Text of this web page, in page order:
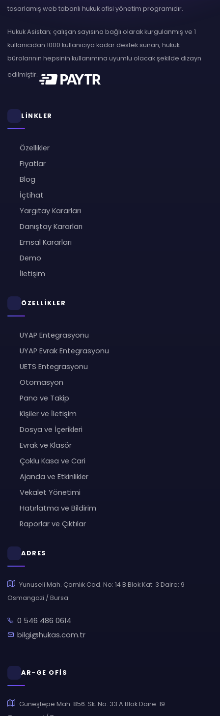
tasarlamış web tabanlı hukuk ofisi yönetim programıdır.
Hukuk Asistan; çalışan sayısına bağlı olarak kurgulanmış ve 1
kullanıcıdan 1000 kullanıcıya kadar destek sunan, hukuk
bürolarının hepsinin kullanımına uyumlu olacak şekilde dizayn
edilmiştir.
LİNKLER
Özellikler
Fiyatlar
Blog
İçtihat
Yargıtay Kararları
Danıştay Kararları
Emsal Kararları
Demo
İletişim
ÖZELLİKLER
UYAP Entegrasyonu
UYAP Evrak Entegrasyonu
UETS Entegrasyonu
Otomasyon
Pano ve Takip
Kişiler ve İletişim
Dosya ve İçerikleri
Evrak ve Klasör
Çoklu Kasa ve Cari
Ajanda ve Etkinlikler
Vekalet Yönetimi
Hatırlatma ve Bildirim
Raporlar ve Çıktılar
ADRES
Yunuseli Mah. Çamlık Cad. No: 14 B Blok Kat: 3 Daire: 9
Osmangazi / Bursa
0 546 486 0614
bilgi@hukas.com.tr
AR-GE OFİS
Güneştepe Mah. 856. Sk. No: 33 A Blok Daire: 19